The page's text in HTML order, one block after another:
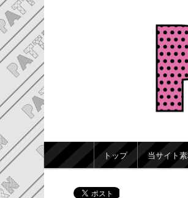
メインメニュー
メインコンテンツ
サブコンテンツへ
トップ 当サイト